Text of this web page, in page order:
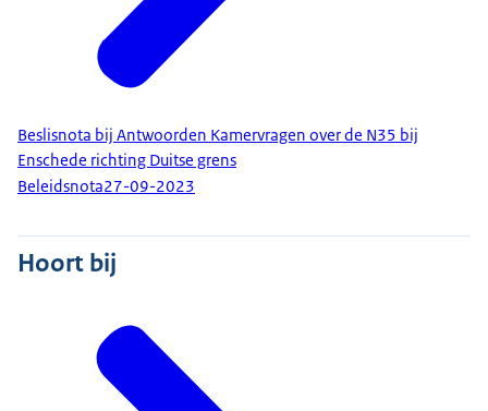
Beslisnota bij Antwoorden Kamervragen over de N35 bij
Enschede richting Duitse grens
Beleidsnota27-09-2023
Hoort bij